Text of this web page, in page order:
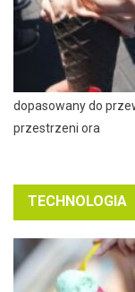
dopasowany do
przestrzeni ora
TECHNOLOGIA